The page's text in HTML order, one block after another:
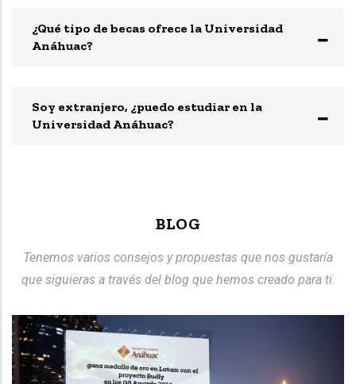
¿Qué tipo de becas ofrece la Universidad
Anáhuac?
Soy extranjero, ¿puedo estudiar en la
Universidad Anáhuac?
BLOG
Tenemos varios consejos y propuestas que nos gustaría
que siguieras a través del blog que hemos creado para ti.